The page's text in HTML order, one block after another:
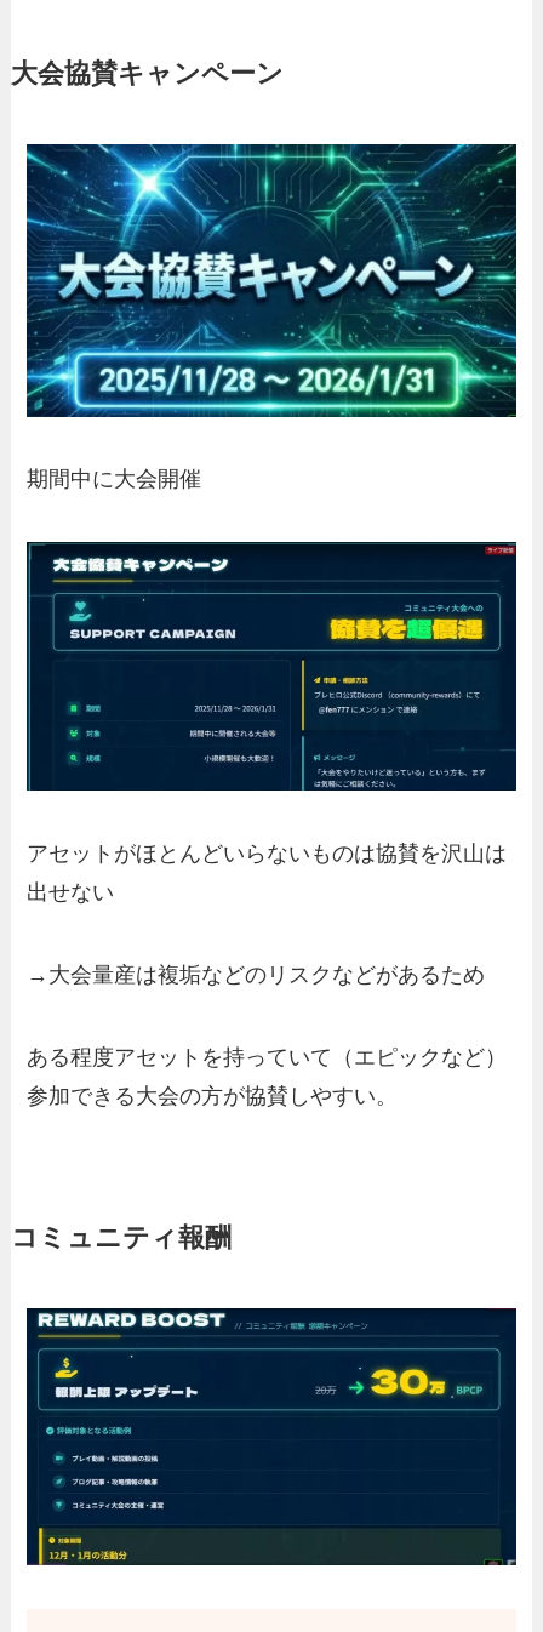
大会協賛キャンペーン
期間中に大会開催
アセットがほとんどいらないものは協賛を沢山は
出せない
→大会量産は複垢などのリスクなどがあるため
ある程度アセットを持っていて（エピックなど）
参加できる大会の方が協賛しやすい。
コミュニティ報酬